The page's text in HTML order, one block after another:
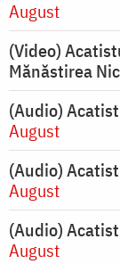
August
(Video)
Mănăstirea
(Audio)
August
(Audio)
August
(Audio)
August